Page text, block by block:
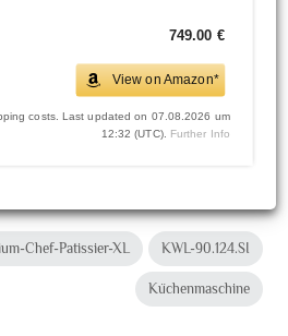
749.00 €
View on Amazon*
costs. Last updated on 07.08.2026 um
12:32 (UTC). Further Info
Chef-Patissier-XL KWL-90.124.SI
Küchenmaschine